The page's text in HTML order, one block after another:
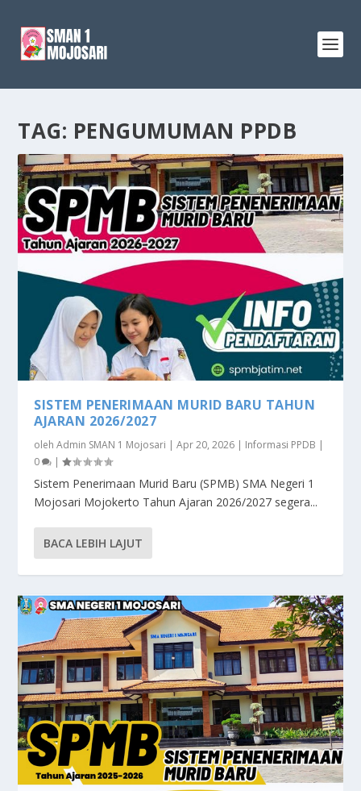
TAG: PENGUMUMAN PPDB
SISTEM PENERIMAAN MURID BARU TAHUN
AJARAN 2026/2027
olehAdmin SMAN 1 Mojosari |Apr 20, 2026 | Informasi PPDB |
0
|
Sistem Penerimaan Murid Baru (SPMB) SMA Negeri 1
Mojosari Mojokerto Tahun Ajaran 2026/2027 segera...
BACA LEBIH LAJUT